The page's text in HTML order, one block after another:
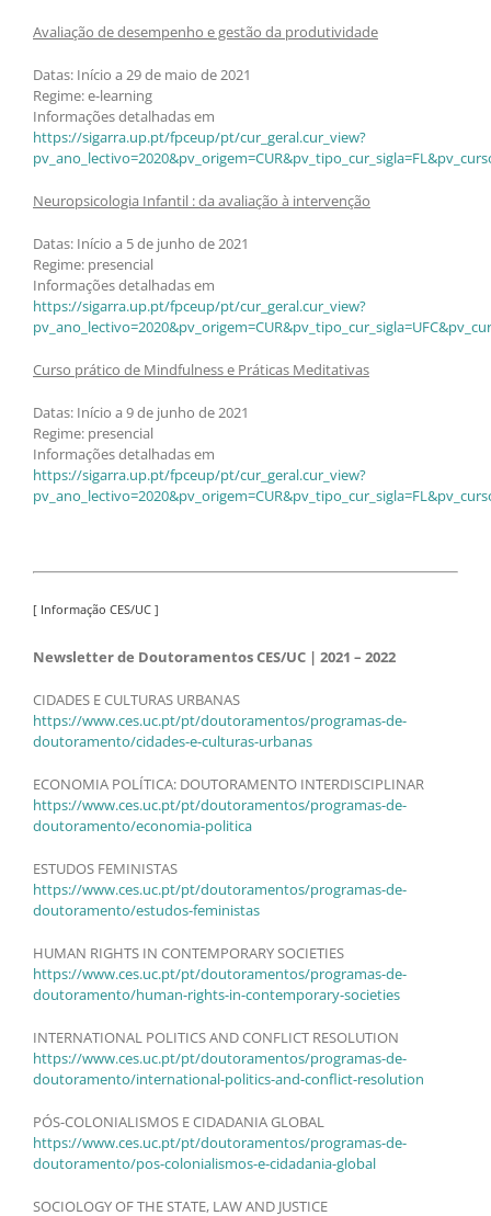
Avaliação de desempenho e gestão da produtividade
Datas: Início a 29 de maio de 2021
Regime: e-learning
Informações detalhadas em
https://sigarra.up.pt/fpceup/pt/cur_geral.cur_view?
Neuropsicologia Infantil : da avaliação à intervenção
Datas: Início a 5 de junho de 2021
Regime: presencial
Informações detalhadas em
https://sigarra.up.pt/fpceup/pt/cur_geral.cur_view?
Curso prático de Mindfulness e Práticas Meditativas
Datas: Início a 9 de junho de 2021
Regime: presencial
Informações detalhadas em
https://sigarra.up.pt/fpceup/pt/cur_geral.cur_view?
[ Informação CES/UC ]
Newsletter de Doutoramentos CES/UC | 2021 – 2022
CIDADES E CULTURAS URBANAS
https://www.ces.uc.pt/pt/doutoramentos/programas-de-
doutoramento/cidades-e-culturas-urbanas
ECONOMIA POLÍTICA: DOUTORAMENTO INTERDISCIPLINAR
https://www.ces.uc.pt/pt/doutoramentos/programas-de-
doutoramento/economia-politica
ESTUDOS FEMINISTAS
https://www.ces.uc.pt/pt/doutoramentos/programas-de-
doutoramento/estudos-feministas
HUMAN RIGHTS IN CONTEMPORARY SOCIETIES
https://www.ces.uc.pt/pt/doutoramentos/programas-de-
doutoramento/human-rights-in-contemporary-societies
INTERNATIONAL POLITICS AND CONFLICT RESOLUTION
https://www.ces.uc.pt/pt/doutoramentos/programas-de-
doutoramento/international-politics-and-conflict-resolution
PÓS-COLONIALISMOS E CIDADANIA GLOBAL
https://www.ces.uc.pt/pt/doutoramentos/programas-de-
doutoramento/pos-colonialismos-e-cidadania-global
SOCIOLOGY OF THE STATE, LAW AND JUSTICE